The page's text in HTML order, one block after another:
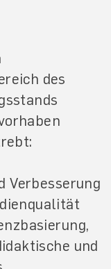
des
Verbesserung
und